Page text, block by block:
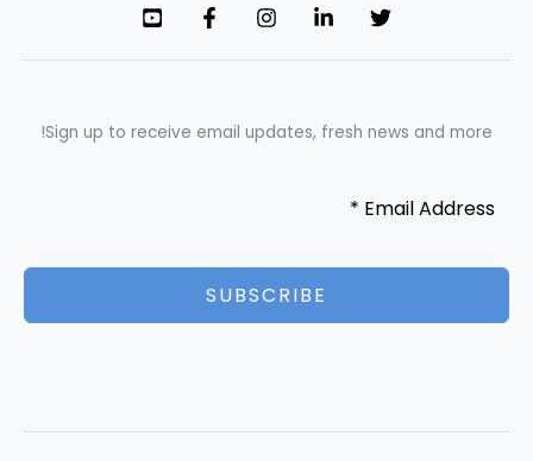
Sign up to receive email updates, fresh news and more!
SUBSCRIBE